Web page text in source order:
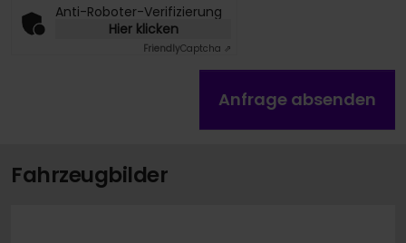
Anti-Roboter-Verifizierung
Hier klicken
FriendlyCaptcha ⇗
Anfrage absenden
Fahrzeugbilder